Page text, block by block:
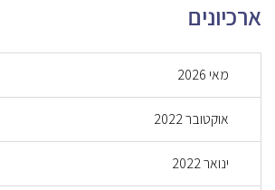
ארכיונים
מאי 2026
אוקטובר 2022
ינואר 2022